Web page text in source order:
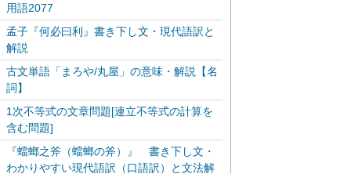
用語2077
孟子『何必曰利』書き下し文・現代語訳と
解説
古文単語「まろや/丸屋」の意味・解説【名
詞】
1次不等式の文章問題[連立不等式の計算を
含む問題]
『蟷螂之斧（蟷螂の斧）』 書き下し文・
わかりやすい現代語訳（口語訳）と文法解